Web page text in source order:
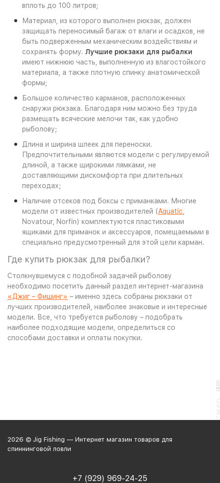
вплоть до 100 литров;
Материал, из которого выполнен рюкзак, должен
защищать переносимый багаж от влаги и осадков, не
быть подверженным механическим воздействиям и
сохранять форму. Лучшие рюкзаки для рыбалки
имеют нижнюю часть, выполненную из влагостойкого
материала, а также плотную спинку анатомической
формы;
Большое количество карманов, расположенных
снаружи рюкзака. Благодаря ним можно без труда
размещать всяческие мелочи так, как удобно
рыболову;
Длина и ширина шлеек для переноски.
Предпочтительными являются модели с регулируемой
длиной, а также щирокими лямками, не
доставляющими дискомфорта при длительных
переходах;
Наличие отсеков под боксы с приманками. Многие
модели от известных производителей (Aquatic
Novatour, Norfin) комплектуются пластиковыми
ящиками для приманок и аксессуаров, помещаемыми в
специально предусмотренный для этой цели карман.
Где купить рюкзак для рыбалки?
Столкнувшемуся с подобной задачей рыболову
необходимо посетить данный раздел интернет-магазина
«Джиг – Фишинг» – именно здесь собраны рюкзаки от
лучших производителей, наиболее знаковые и интересные
модели. Все, что требуется рыболову – подобрать
наиболее подходящие модели, определиться со
способами доставки и оплаты покупки.
2026 © Jig Fishing — Интернет магазин товаров для
спиннинговой ловли
+7 (929) 969-24-25